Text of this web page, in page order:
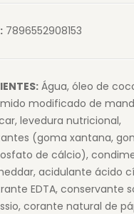
7896552908153
Água, óleo de
modificado de
levedura nutricional,
(goma xantana,
de cálcio),
acidulante ácido
EDTA, conservante
corante natural de